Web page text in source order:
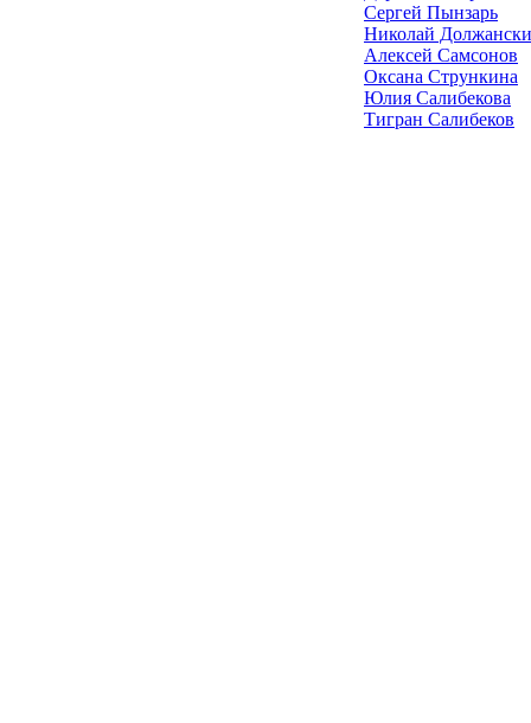
Сергей Пынзарь
Николай
Алексей Самсонов
Оксана Стрункина
Юлия Салибекова
Тигран Салибеков